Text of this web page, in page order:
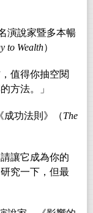
演說家暨多本暢
to Wealth）
值得你抽空閱
方法。」
功法則》（The
讓它成為你的
究一下，但最